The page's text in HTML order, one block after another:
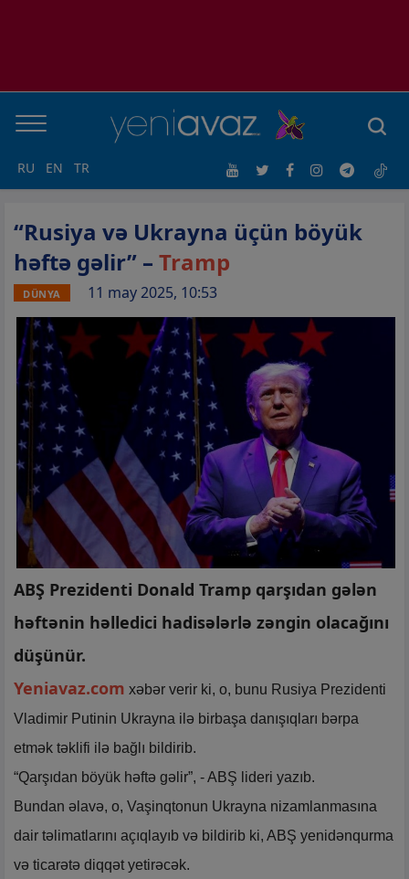
RU EN TR
“Rusiya və Ukrayna üçün böyük
həftə gəlir” – Tramp
DÜNYA 11 may 2025, 10:53
ABŞ Prezidenti Donald Tramp qarşıdan gələn
həftənin həlledici hadisələrlə zəngin olacağını
düşünür.
Yeniavaz.com xəbər verir ki, o, bunu Rusiya Prezidenti
Vladimir Putinin Ukrayna ilə birbaşa danışıqları bərpa
etmək təklifi ilə bağlı bildirib.
“Qarşıdan böyük həftə gəlir”, - ABŞ lideri yazıb.
Bundan əlavə, o, Vaşinqtonun Ukrayna nizamlanmasına
dair təlimatlarını açıqlayıb və bildirib ki, ABŞ yenidənqurma
və ticarətə diqqət yetirəcək.